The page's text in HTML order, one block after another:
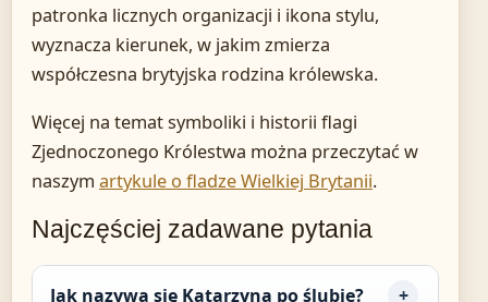
patronka licznych organizacji i ikona stylu,
wyznacza kierunek, w jakim zmierza
współczesna brytyjska rodzina królewska.
Więcej na temat symboliki i historii flagi
Zjednoczonego Królestwa można przeczytać w
naszym artykule o fladze Wielkiej Brytanii.
Najczęściej zadawane pytania
Jak nazywa się Katarzyna po ślubie?